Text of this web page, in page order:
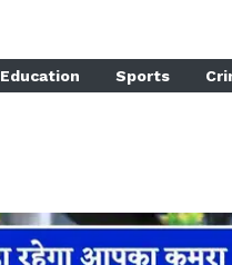
Education Sports